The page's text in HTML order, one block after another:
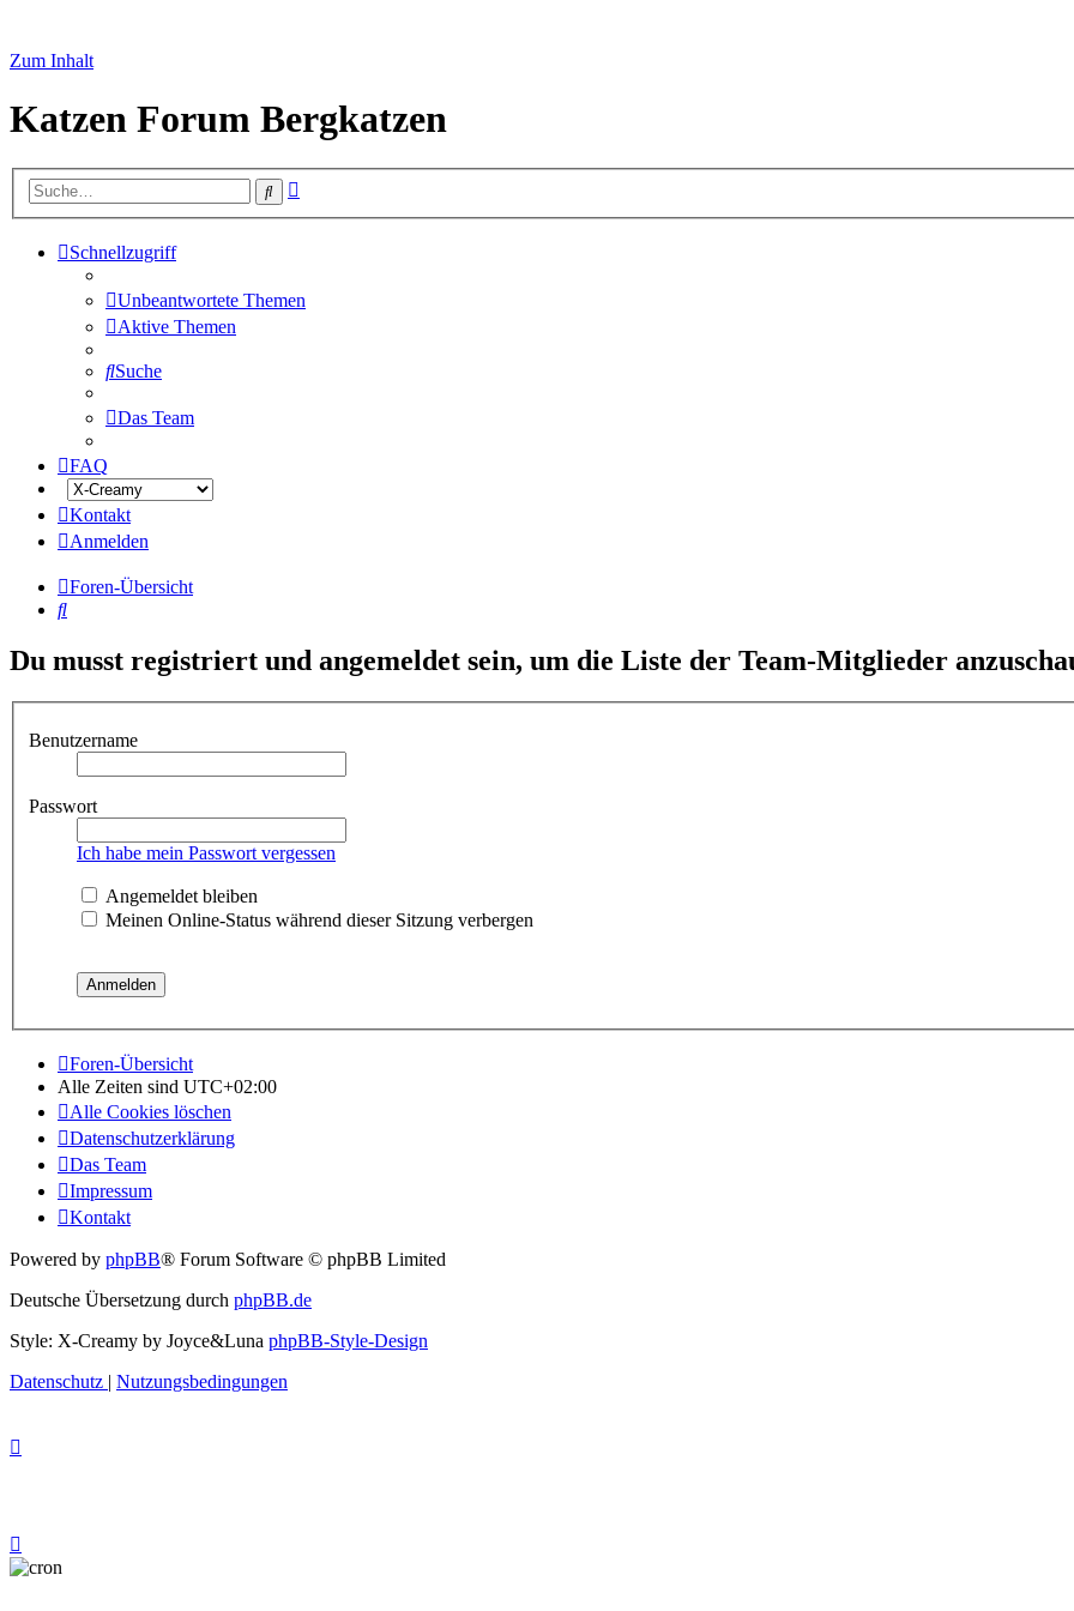
Zum Inhalt
Katzen Forum Bergkatzen
Suche
Schnellzugriff
Unbeantwortete Themen
Aktive Themen
Suche
Das Team
FAQ
Kontakt
Anmelden
Foren-Übersicht
Suche
Du musst registriert und angemeldet sein, um die Liste der Team-Mitglieder
Benutzername
Passwort
Ich habe mein Passwort vergessen
Angemeldet bleiben
Meinen Online-Status während dieser Sitzung verbergen
Foren-Übersicht
Alle Zeiten sind UTC+02:00
Alle Cookies löschen
Datenschutzerklärung
Das Team
Impressum
Kontakt
Powered by phpBB® Forum Software © phpBB Limited
Deutsche Übersetzung durch phpBB.de
Style: X-Creamy by Joyce&Luna phpBB-Style-Design
Datenschutz | Nutzungsbedingungen